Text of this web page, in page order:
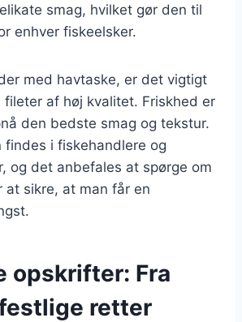
smag, hvilket gør den til
enhver fiskeelsker.
med havtaske, er det vigtigt
af høj kvalitet. Friskhed er
den bedste smag og tekstur.
findes i fiskehandlere og
og det anbefales at spørge om
at sikre, at man får en
opskrifter: Fra
retter